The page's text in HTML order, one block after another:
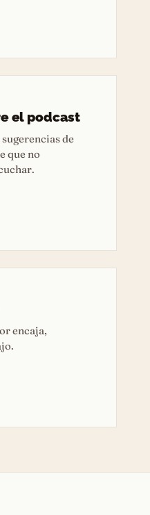
el podcast
de
que no
encaja,